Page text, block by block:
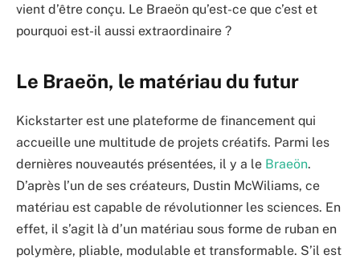
vient d’être conçu. Le Braeön qu’est-ce que c’est et
pourquoi est-il aussi extraordinaire ?
Le Braeön, le matériau du futur
Kickstarter est une plateforme de financement qui
accueille une multitude de projets créatifs. Parmi les
dernières nouveautés présentées, il y a le Braeön.
D’après l’un de ses créateurs, Dustin McWiliams, ce
matériau est capable de révolutionner les sciences. En
effet, il s’agit là d’un matériau sous forme de ruban en
polymère, pliable, modulable et transformable. S’il est